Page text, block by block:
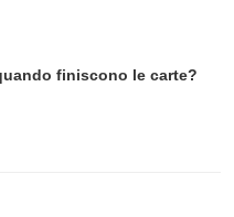
finiscono le carte?